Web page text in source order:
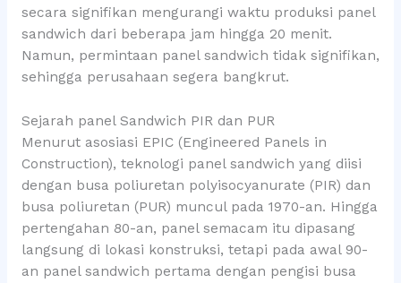
secara signifikan mengurangi waktu produksi panel
sandwich dari beberapa jam hingga 20 menit.
Namun, permintaan panel sandwich tidak signifikan,
sehingga perusahaan segera bangkrut.
Sejarah panel Sandwich PIR dan PUR
Menurut asosiasi EPIC (Engineered Panels in
Construction), teknologi panel sandwich yang diisi
dengan busa poliuretan polyisocyanurate (PIR) dan
busa poliuretan (PUR) muncul pada 1970-an. Hingga
pertengahan 80-an, panel semacam itu dipasang
langsung di lokasi konstruksi, tetapi pada awal 90-
an panel sandwich pertama dengan pengisi busa